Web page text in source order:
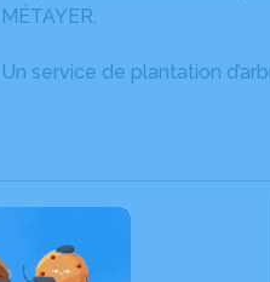
MÉTAYER.
Un service de plantation